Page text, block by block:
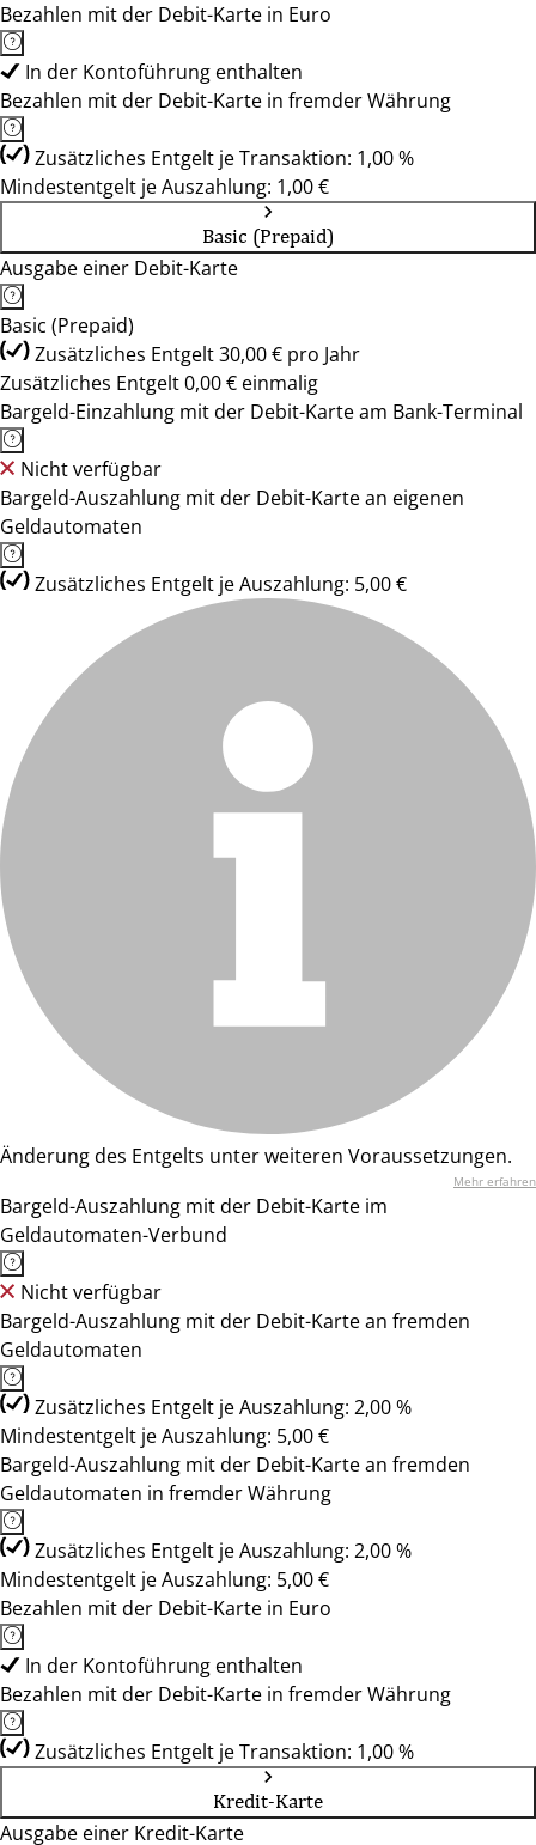
Bezahlen mit der Debit-Karte in Euro
In der Kontoführung enthalten
Bezahlen mit der Debit-Karte in fremder Währung
Zusätzliches Entgelt je Transaktion: 1,00 %
Mindestentgelt je Auszahlung: 1,00 €
Basic (Prepaid)
Ausgabe einer Debit-Karte
Basic (Prepaid)
Zusätzliches Entgelt 30,00 € pro Jahr
Zusätzliches Entgelt 0,00 € einmalig
Bargeld-Einzahlung mit der Debit-Karte am Bank-Terminal
Nicht verfügbar
Bargeld-Auszahlung mit der Debit-Karte an eigenen
Geldautomaten
Zusätzliches Entgelt je Auszahlung: 5,00 €
Änderung des Entgelts unter weiteren Voraussetzungen.
Mehr erfahren
Bargeld-Auszahlung mit der Debit-Karte im
Geldautomaten-Verbund
Nicht verfügbar
Bargeld-Auszahlung mit der Debit-Karte an fremden
Geldautomaten
Zusätzliches Entgelt je Auszahlung: 2,00 %
Mindestentgelt je Auszahlung: 5,00 €
Bargeld-Auszahlung mit der Debit-Karte an fremden
Geldautomaten in fremder Währung
Zusätzliches Entgelt je Auszahlung: 2,00 %
Mindestentgelt je Auszahlung: 5,00 €
Bezahlen mit der Debit-Karte in Euro
In der Kontoführung enthalten
Bezahlen mit der Debit-Karte in fremder Währung
Zusätzliches Entgelt je Transaktion: 1,00 %
Kredit-Karte
Ausgabe einer Kredit-Karte